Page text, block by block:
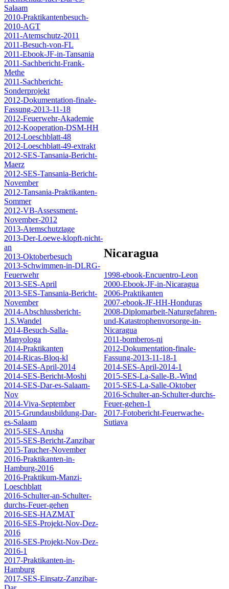
Salaam
2010-Praktikantenbesuch-
2010-AGT
2011-Atemschutz-2011
2011-Besuch-von-FL
2011-Ebook-JF-in-Tansania
2011-Sachbericht-Frank-
Methe
2011-Sachbericht-
Sonderprojekt
2012-Dokumentation-finale-
Fassung-2013-11-18
2012-Feuerwehr-Akademie
2012-Kooperation-DSM-HH
2012-Loeschblatt-48
2012-Loeschblatt-49-extrakt
2012-SES-Tansania-Bericht-
Maerz
2012-SES-Tansania-Bericht-
November
2012-Tansania-Praktikanten-
Sommer
2012-VB-Assessment-
November-2012
2013-Atemschutztage
2013-Der-Loewe-klopft-nicht-
an
2013-Oktoberbesuch
2013-Schwimmen-in-DLRG-
Feuerwehr
2013-SES-April
2013-SES-Tansania-Bericht-
November
2014-Abschlussbericht-
1.S.Wandel
2014-Besuch-Salla-
Manyologa
2014-Praktikanten
2014-Ricas-Bloq-kl
2014-SES-April-2014
2014-SES-Bericht-Moshi
2014-SES-Dar-es-Salaam-
Nov
2014-Viva-September
2015-Grundausbildung-Dar-
es-Salaam
2015-SES-Arusha
2015-SES-Bericht-Zanzibar
2015-Taucher-November
2016-Praktikanten-in-
Hamburg-2016
2016-Praktikum-Manzi-
Loeschblatt
2016-Schulter-an-Schulter-
durchs-Feuer-gehen
2016-SES-HAZMAT
2016-SES-Projekt-Nov-Dez-
2016
2016-SES-Projekt-Nov-Dez-
2016-1
2017-Praktikanten-in-
Hamburg
2017-SES-Einsatz-Zanzibar-
Nicaragua
1998-ebook-Encuentro-Leon
2000-Ebook-JF-in-Nicaragua
2006-Praktikanten
2007-ebook-JF-HH-Honduras
2008-Diplomarbeit-Naturgefahren-
und-Katastrophenvorsorge-in-
Nicaragua
2011-bomberos-ni
2012-Dokumentation-finale-
Fassung-2013-11-18-1
2014-SES-April-2014-1
2015-SES-La-Salle-B.-Wind
2015-SES-La-Salle-Oktober
2016-Schulter-an-Schulter-durchs-
Feuer-gehen-1
2017-Fotobericht-Feuerwache-
Sutiava